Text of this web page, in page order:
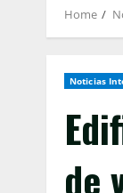
Home
Noticias
de